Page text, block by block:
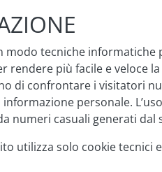
tecniche
rendere più facile e veloce
di confrontare i visitatori
personale.
numeri casuali generati
utilizza solo cookie